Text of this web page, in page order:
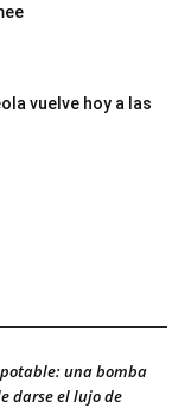
vuelve hoy a las
una bomba
darse el lujo de